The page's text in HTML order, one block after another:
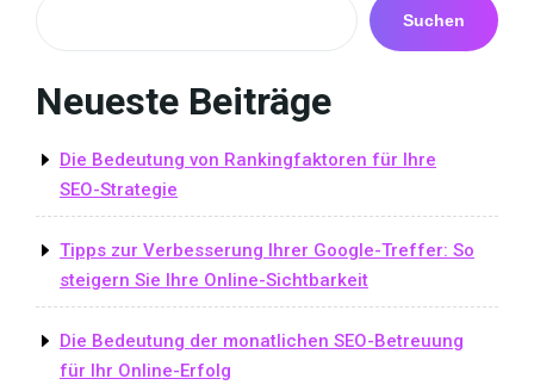
Suchen
Neueste Beiträge
Die Bedeutung von Rankingfaktoren für Ihre
SEO-Strategie
Tipps zur Verbesserung Ihrer Google-Treffer: So
steigern Sie Ihre Online-Sichtbarkeit
Die Bedeutung der monatlichen SEO-Betreuung
für Ihr Online-Erfolg